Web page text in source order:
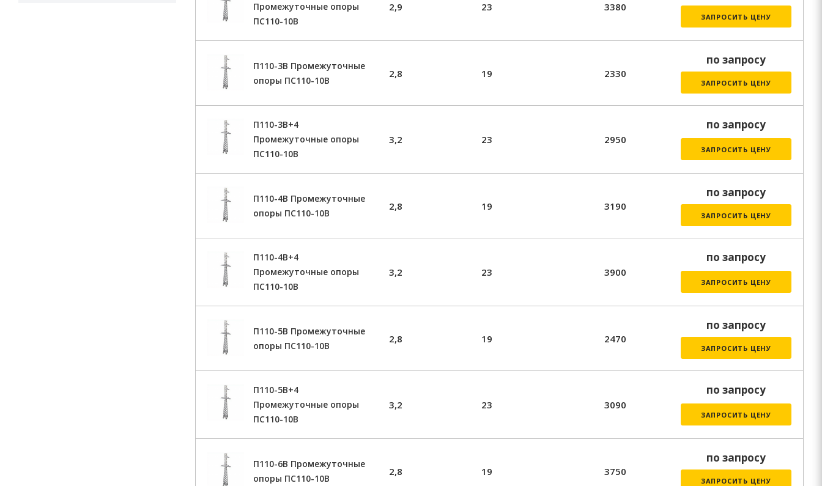
Промежуточные опоры
ПС110-10В
2,9 23 3380
ЗАПРОСИТЬ ЦЕНУ
П110-3В Промежуточные
опоры ПС110-10В
2,8 19 2330
по запросу
ЗАПРОСИТЬ ЦЕНУ
П110-3В+4
Промежуточные опоры
ПС110-10В
3,2 23 2950
по запросу
ЗАПРОСИТЬ ЦЕНУ
П110-4В Промежуточные
опоры ПС110-10В
2,8 19 3190
по запросу
ЗАПРОСИТЬ ЦЕНУ
П110-4В+4
Промежуточные опоры
ПС110-10В
3,2 23 3900
по запросу
ЗАПРОСИТЬ ЦЕНУ
П110-5В Промежуточные
опоры ПС110-10В
2,8 19 2470
по запросу
ЗАПРОСИТЬ ЦЕНУ
П110-5В+4
Промежуточные опоры
ПС110-10В
3,2 23 3090
по запросу
ЗАПРОСИТЬ ЦЕНУ
П110-6В Промежуточные
опоры ПС110-10В
2,8 19 3750
по запросу
ЗАПРОСИТЬ ЦЕНУ